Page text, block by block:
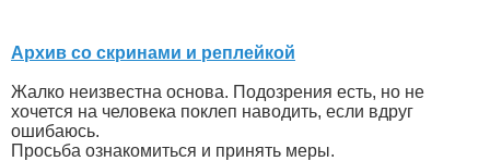
Архив со скринами и реплейкой
Жалко неизвестна основа. Подозрения есть, но не
хочется на человека поклеп наводить, если вдруг
ошибаюсь.
Просьба ознакомиться и принять меры.